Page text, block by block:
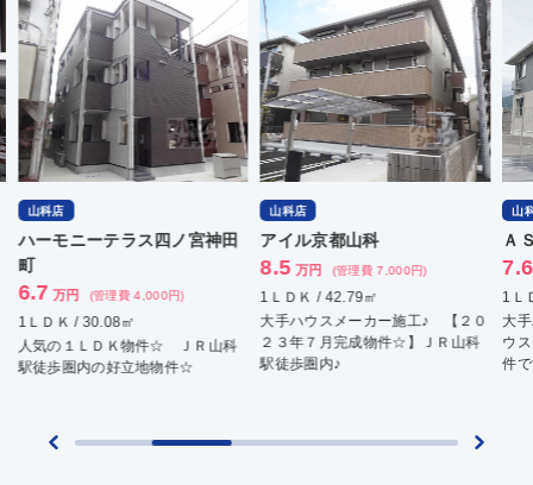
山科店
ハーモニーテラス四ノ宮神田
町
6.7 万円 (管理費 4,000円)
1ＬＤＫ / 30.08㎡
人気の１ＬＤＫ物件☆ ＪＲ山科
駅徒歩圏内の好立地物件☆
山科店
アイル京都山科
8.5 万円 (管理費 7,000円)
1ＬＤＫ / 42.79㎡
大手ハウスメーカー施工♪ 【２０
２３年７月完成物件☆】ＪＲ山科
駅徒歩圏内♪
山
Ａ
7.6
1Ｌ
大
ウ
件